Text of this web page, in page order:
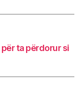
ta përdorur si